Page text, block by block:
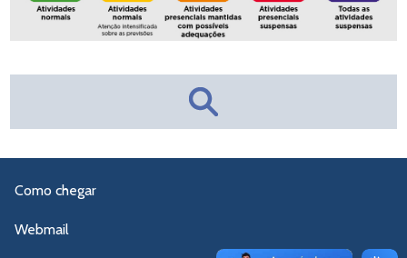
Como chegar
Webmail